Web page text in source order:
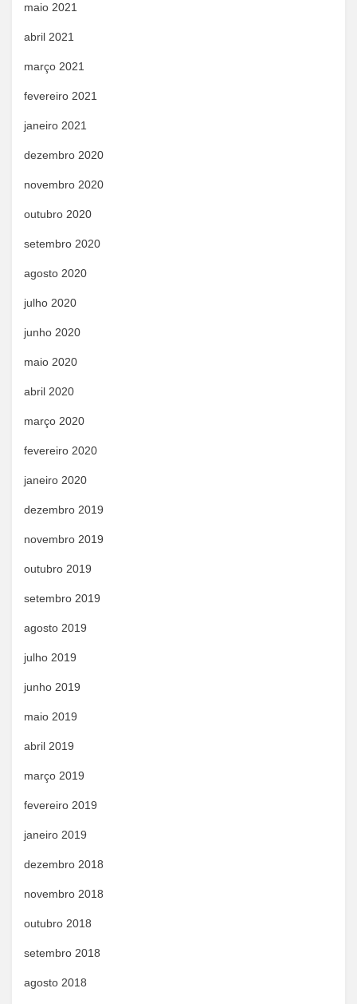
maio 2021
abril 2021
março 2021
fevereiro 2021
janeiro 2021
dezembro 2020
novembro 2020
outubro 2020
setembro 2020
agosto 2020
julho 2020
junho 2020
maio 2020
abril 2020
março 2020
fevereiro 2020
janeiro 2020
dezembro 2019
novembro 2019
outubro 2019
setembro 2019
agosto 2019
julho 2019
junho 2019
maio 2019
abril 2019
março 2019
fevereiro 2019
janeiro 2019
dezembro 2018
novembro 2018
outubro 2018
setembro 2018
agosto 2018